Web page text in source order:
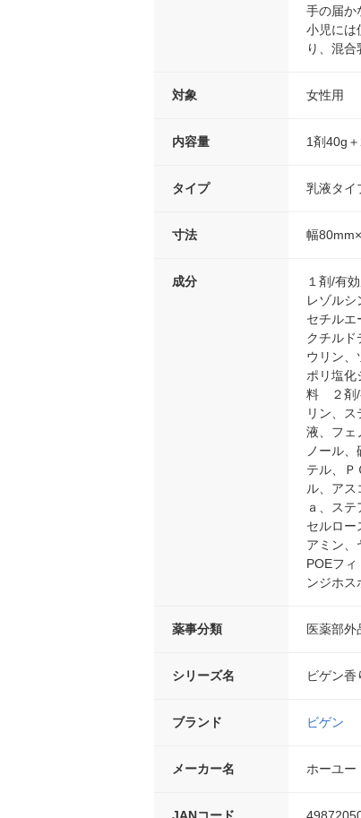
手の届か
小児には
り、混
対象 女性用
内容量 1剤40g
タイプ 乳液タイ
寸法 幅
成分
１剤/有
レゾル
セチルエ
クチルド
ウリン、
ポリ塩化
料 ２剤/
リン、
液、フェ
ノール
テル、Ｐ
ル、ア
ａ、ス
セルロー
アミン
POEフ
ンジホ
薬事分類 医薬部外
シリーズ名 ビゲン香
ブランド ビゲン
メーカー名 ホーユー